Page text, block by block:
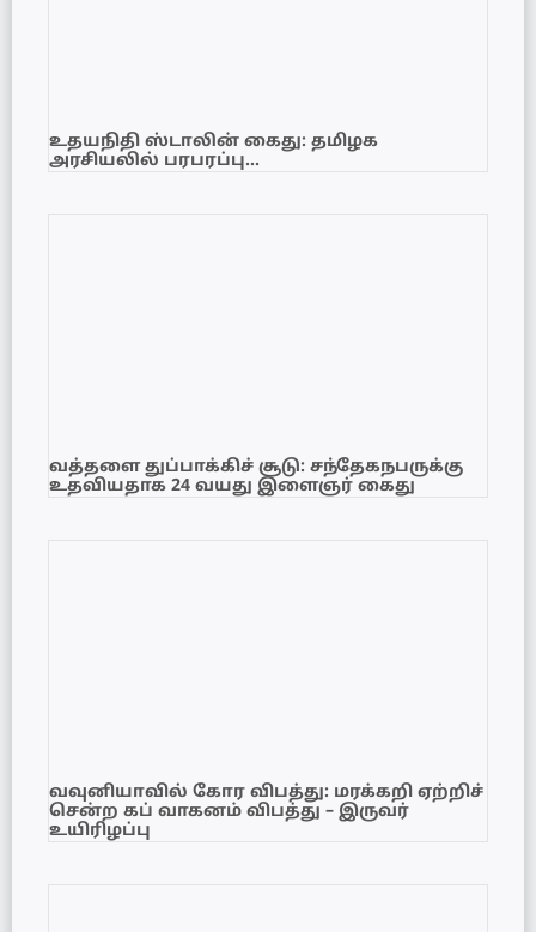
உதயநிதி ஸ்டாலின் கைது: தமிழக
அரசியலில் பரபரப்பு…
வத்தளை துப்பாக்கிச் சூடு: சந்தேகநபருக்கு
உதவியதாக 24 வயது இளைஞர் கைது
வவுனியாவில் கோர விபத்து: மரக்கறி ஏற்றிச்
சென்ற கப் வாகனம் விபத்து – இருவர்
உயிரிழப்பு